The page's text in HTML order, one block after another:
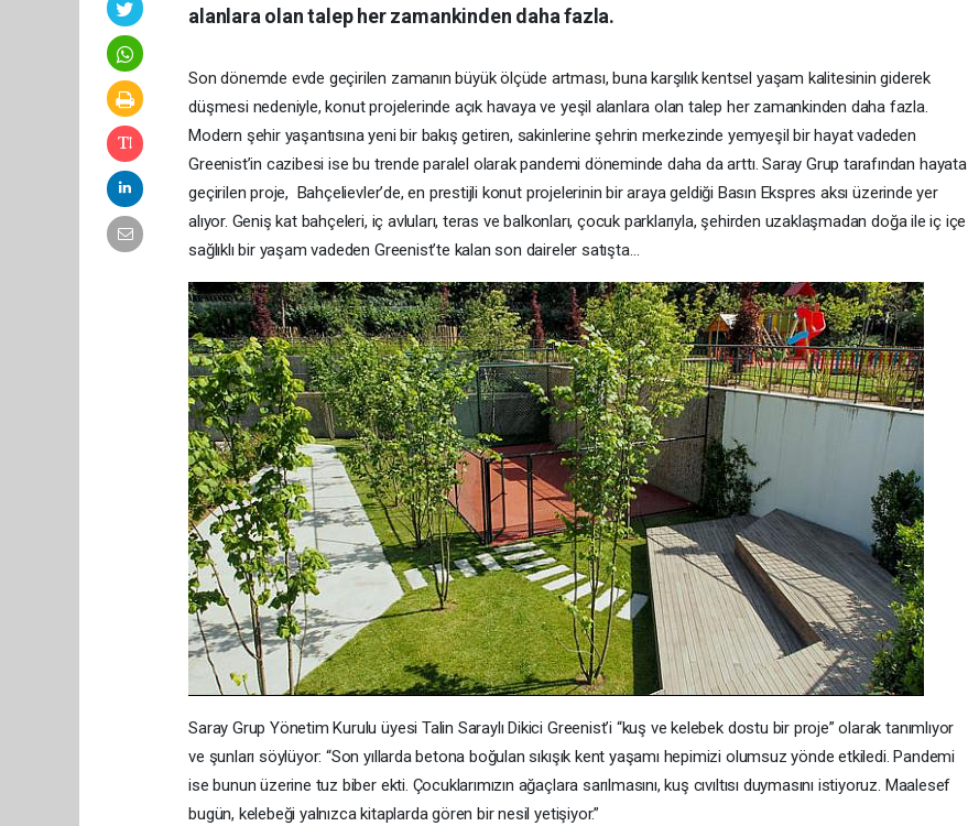
alanlara olan talep her zamankinden daha fazla.
Son dönemde evde geçirilen zamanın büyük ölçüde artması, buna karşılık kentsel yaşam kalitesinin giderek
düşmesi nedeniyle, konut projelerinde açık havaya ve yeşil alanlara olan talep her zamankinden daha fazla.
Modern şehir yaşantısına yeni bir bakış getiren, sakinlerine şehrin merkezinde yemyeşil bir hayat vadeden
Greenist’in cazibesi ise bu trende paralel olarak pandemi döneminde daha da arttı. Saray Grup tarafından hayata
geçirilen proje, Bahçelievler’de, en prestijli konut projelerinin bir araya geldiği Basın Ekspres aksı üzerinde yer
alıyor. Geniş kat bahçeleri, iç avluları, teras ve balkonları, çocuk parklarıyla, şehirden uzaklaşmadan doğa ile iç içe
sağlıklı bir yaşam vadeden Greenist’te kalan son daireler satışta…
Saray Grup Yönetim Kurulu üyesi Talin Saraylı Dikici Greenist’i “kuş ve kelebek dostu bir proje” olarak tanımlıyor
ve şunları söylüyor: “Son yıllarda betona boğulan sıkışık kent yaşamı hepimizi olumsuz yönde etkiledi. Pandemi
ise bunun üzerine tuz biber ekti. Çocuklarımızın ağaçlara sarılmasını, kuş cıvıltısı duymasını istiyoruz. Maalesef
bugün, kelebeği yalnızca kitaplarda gören bir nesil yetişiyor.”